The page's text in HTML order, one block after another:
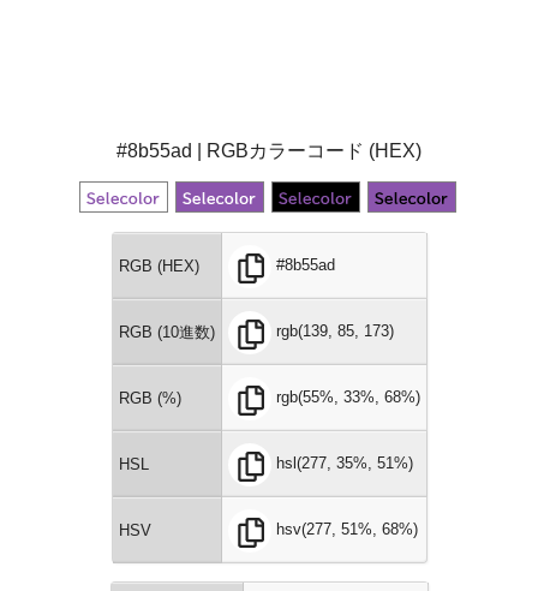
#8b55ad | RGBカラーコード (HEX)
RGB (HEX) #8b55ad
RGB (10進数) rgb(139, 85, 173)
RGB (%) rgb(55%, 33%, 68%)
HSL hsl(277, 35%, 51%)
HSV hsv(277, 51%, 68%)